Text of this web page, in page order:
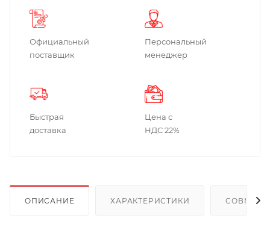
Официальный
поставщик
Персональный
менеджер
Быстрая
доставка
Цена с
НДС 22%
ОПИСАНИЕ ХАРАКТЕРИСТИКИ